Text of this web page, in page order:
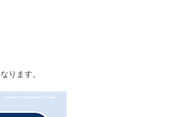
ります。